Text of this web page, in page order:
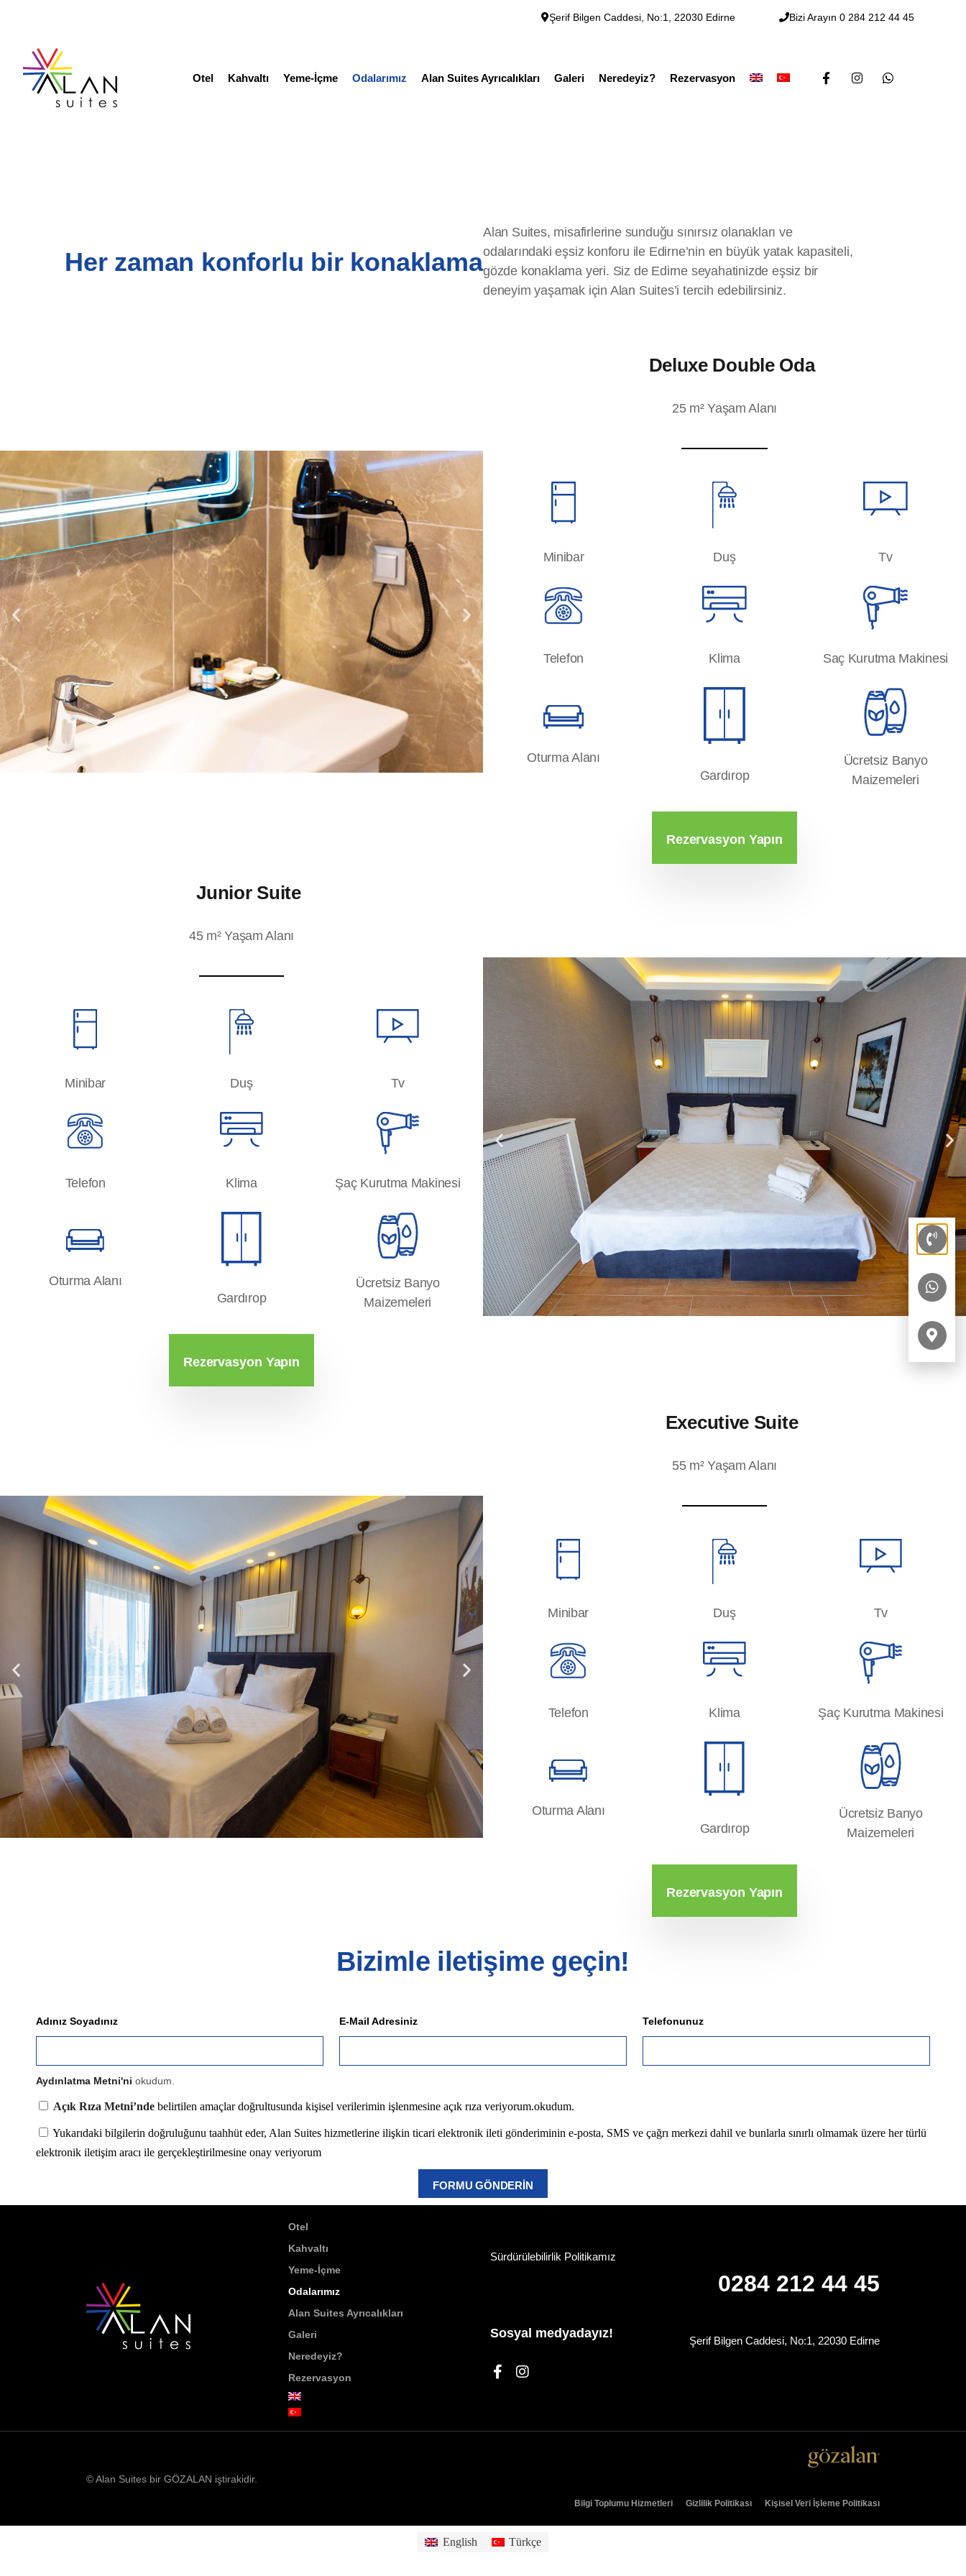
Şerif Bilgen Caddesi, No:1, 22030 Edirne Bizi Arayın 0 284 212 44 45
Otel Kahvaltı Yeme-İçme Odalarımız Alan Suites Ayrıcalıkları Galeri Neredeyiz? Rezervasyon
Galeri
Her zaman konforlu bir konaklama
Alan Suites, misafirlerine sunduğu sınırsız olanakları ve
odalarındaki eşsiz konforu ile Edirne’nin en büyük yatak kapasiteli,
gözde konaklama yeri. Siz de Edirne seyahatinizde eşsiz bir
deneyim yaşamak için Alan Suites’i tercih edebilirsiniz.
Deluxe Double Oda
25 m² Yaşam Alanı
Minibar Duş Tv
Telefon Klima Saç Kurutma Makinesi
Oturma Alanı
Gardırop
Ücretsiz Banyo
Maizemeleri
Rezervasyon Yapın
Junior Suite
45 m² Yaşam Alanı
Minibar Duş Tv
Telefon Klima Şaç Kurutma Makinesi
Oturma Alanı
Gardırop
Ücretsiz Banyo
Maizemeleri
Rezervasyon Yapın
Executive Suite
55 m² Yaşam Alanı
Minibar Duş Tv
Telefon Klima Şaç Kurutma Makinesi
Oturma Alanı
Gardırop
Ücretsiz Banyo
Maizemeleri
Rezervasyon Yapın
Bizimle iletişime geçin!
Adınız Soyadınız E-Mail Adresiniz Telefonunuz
Aydınlatma Metni'ni okudum.
Açık Rıza Metni’ndebelirtilen amaçlar doğrultusunda kişisel verilerimin işlenmesine açık rıza veriyorum.okudum.
Yukarıdaki bilgilerin doğruluğunu taahhüt eder, Alan Suites hizmetlerine ilişkin ticari elektronik ileti gönderiminin e-posta, SMS ve çağrı merkezi dahil ve bunlarla sınırlı olmamak üzere her türlü
elektronik iletişim aracı ile gerçekleştirilmesine onay veriyorum
FORMU GÖNDERİN
Otel
Kahvaltı
Yeme-İçme
Odalarımız
Alan Suites Ayrıcalıkları
Galeri
Neredeyiz?
Rezervasyon
Sürdürülebilirlik Politikamız
Sosyal medyadayız!
0284 212 44 45
Şerif Bilgen Caddesi, No:1, 22030 Edirne
© Alan Suites bir GÖZALAN iştirakidir.
Bilgi Toplumu Hizmetleri Gizlilik Politikası Kişisel Veri İşleme Politikası
English Türkçe